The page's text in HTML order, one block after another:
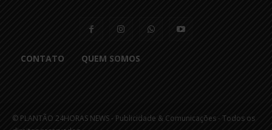
CONTATO QUEM SOMOS
© PLANTÃO 24HORAS NEWS - Publicidade & Comunicações - Todos os